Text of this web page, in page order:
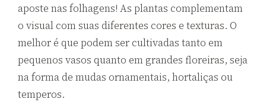
aposte nas folhagens! As plantas complementam
o visual com suas diferentes cores e texturas. O
melhor é que podem ser cultivadas tanto em
pequenos vasos quanto em grandes floreiras, seja
na forma de mudas ornamentais, hortaliças ou
temperos.